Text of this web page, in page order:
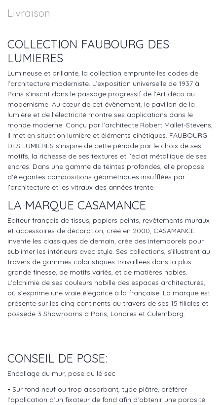
Livraison
COLLECTION FAUBOURG DES
LUMIERES
Lumineuse et brillante, la collection emprunte les codes de
l’architecture moderniste. L’exposition universelle de 1937 à
Paris s’inscrit dans le passage progressif de l’Art déco au
modernisme. Au cœur de cet évènement, le pavillon de la
lumière et de l’électricité montre ses applications dans le
monde moderne. Conçu par l’architecte Robert Mallet-Stevens,
il met en situation lumière et éléments cinétiques. FAUBOURG
DES LUMIERES s’inspire de cette période par le choix de ses
motifs, la richesse de ses textures et l’éclat métallique de ses
encres. Dans une gamme de teintes profondes, elle propose
d’élégantes compositions géométriques insufflées par
l’architecture et les vitraux des années trente.
LA MARQUE CASAMANCE
Editeur français de tissus, papiers peints, revêtements muraux
et accessoires de décoration, créé en 2000, CASAMANCE
invente les classiques de demain, crée des intemporels pour
sublimer les intérieurs avec style. Ses collections, s’illustrent au
travers de gammes coloristiques travaillées dans la plus
grande finesse, de motifs variés, et de matières nobles.
L’alchimie de ses couleurs habille des espaces architecturés,
où s’exprime une vraie élégance à la française. La marque est
présente sur les cinq continents au travers de ses 15 filiales et
possède 3 Showrooms à Paris, Londres et Culemborg.
CONSEIL DE POSE:
Encollage du mur, pose du lé sec
• Sur fond neuf ou trop absorbant, type plâtre, préférer
l’application d’un fixateur de fond afin d’obtenir une porosité